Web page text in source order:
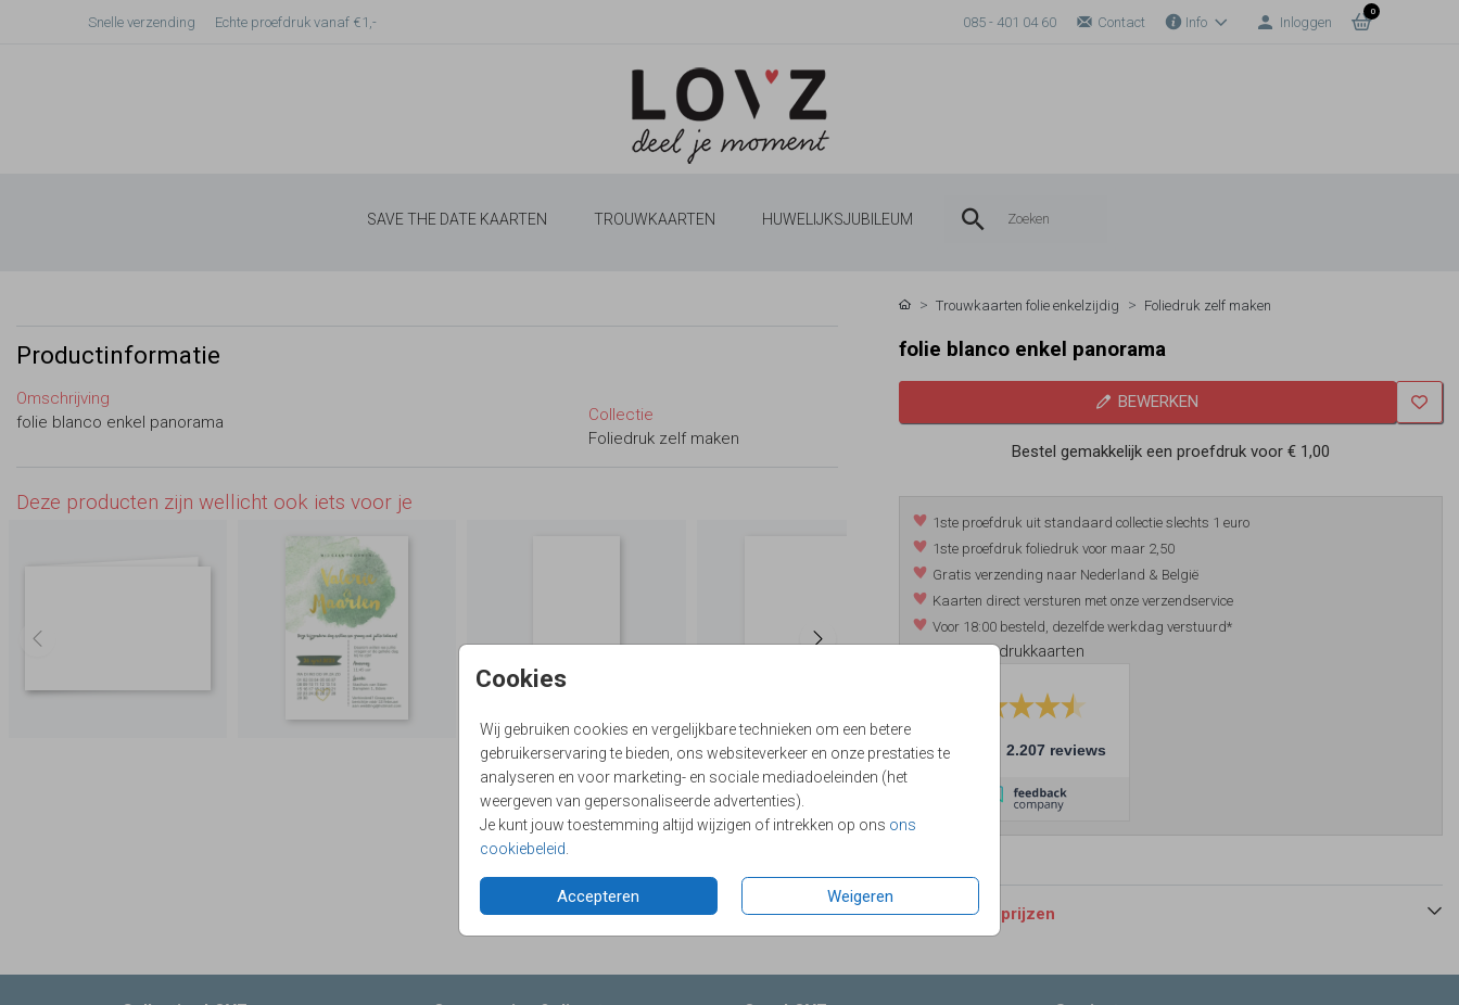
Snelle verzending Echte proefdruk vanaf €1,- 085 - 401 04 60 Contact Info Inloggen
0
SAVE THE DATE KAARTEN TROUWKAARTEN HUWELIJKSJUBILEUM
Cookies
Wij gebruiken cookies en vergelijkbare technieken om een betere
gebruikerservaring te bieden, ons websiteverkeer en onze prestaties te
analyseren en voor marketing- en sociale mediadoeleinden (het
weergeven van gepersonaliseerde advertenties).
Je kunt jouw toestemming altijd wijzigen of intrekken op ons ons
cookiebeleid
Accepteren Weigeren
Productinformatie
Omschrijving
folie blanco enkel panorama
Collectie
Foliedruk zelf maken
Deze producten zijn wellicht ook iets voor je
Trouwkaarten folie enkelzijdig Foliedruk zelf maken
folie blanco enkel panorama
BEWERKEN
Bestel gemakkelijk een proefdruk voor€ 1,00
1ste proefdruk uit standaard collectie slechts 1 euro
1ste proefdruk foliedruk voor maar 2,50
Gratis verzending naar Nederland & België
Kaarten direct versturen met onze verzendservice
Voor 18:00 besteld, dezelfde werkdag verstuurd*
*m.u.v. foliedrukkaarten
9.4 2.207 reviews
Formaten en prijzen